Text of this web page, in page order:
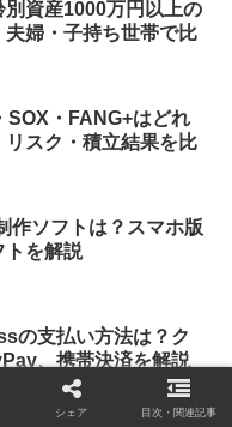
別資産1000万円以上の
夫婦・子持ち世帯で比
SOX・FANG+はどれ
リスク・積立結果を比
作ソフトは？スマホ版
トを解説
の支払い方法は？ク
、携帯決済を解説
シェア 目次・関連記事